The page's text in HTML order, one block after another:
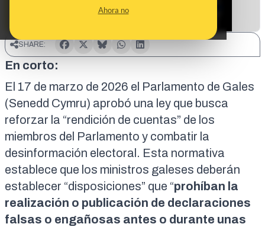
Ahora no
SHARE:
En corto:
El 17 de marzo de 2026 el Parlamento de Gales
(Senedd Cymru) aprobó una ley que busca
reforzar la “rendición de cuentas” de los
miembros del Parlamento y combatir la
desinformación electoral. Esta normativa
establece que los ministros galeses deberán
establecer “disposiciones” que “prohíban la
realización o publicación de declaraciones
falsas o engañosas antes o durante unas